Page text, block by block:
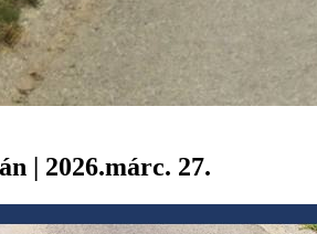
| 2026.márc. 27.